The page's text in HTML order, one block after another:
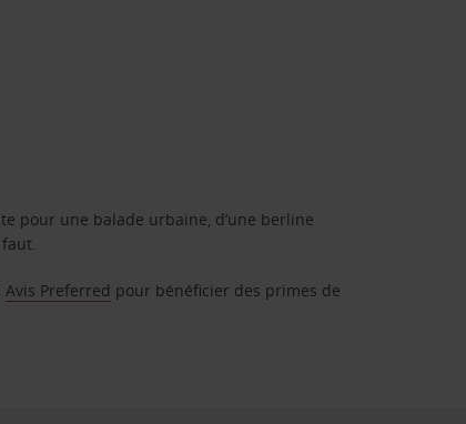
pour une balade urbaine, d’une berline
Avis Preferred pour bénéficier des primes de